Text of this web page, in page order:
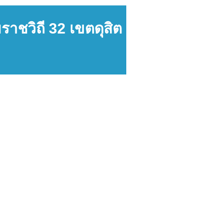
าชวิถี 32 เขตดุสิต